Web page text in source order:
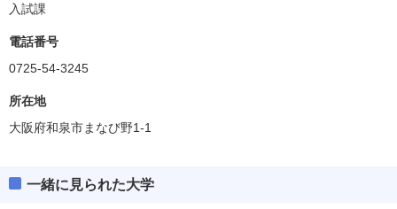
入試課
電話番号
0725-54-3245
所在地
大阪府和泉市まなび野1-1
一緒に見られた大学